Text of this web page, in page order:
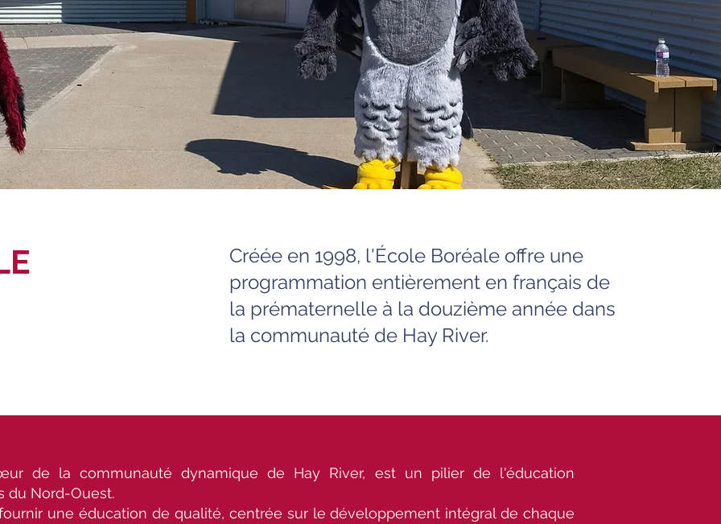
Créée en 1998, l'École Boréale offre une
programmation entièrement en français de
la prématernelle à la douzième année dans
la communauté de Hay River.
de la communauté dynamique de Hay River, est un pilier de l'éducation
du Nord-Ouest.
une éducation de qualité, centrée sur le développement intégral de chaque